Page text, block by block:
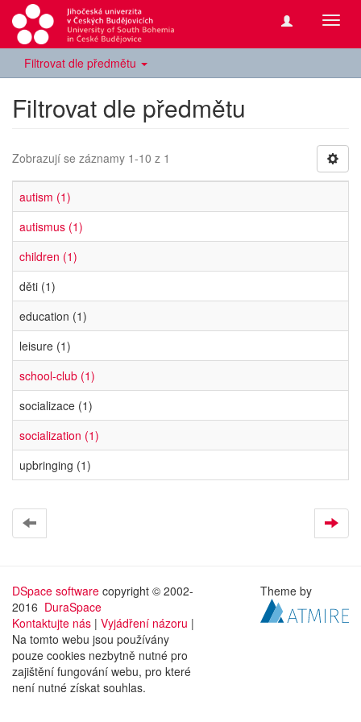
Filtrovat dle předmětu
Filtrovat dle předmětu
Zobrazují se záznamy 1-10 z 1
autism (1)
autismus (1)
children (1)
děti (1)
education (1)
leisure (1)
school-club (1)
socializace (1)
socialization (1)
upbringing (1)
DSpace software copyright © 2002-
2016 DuraSpace
Kontaktujte nás | Vyjádření názoru |
Na tomto webu jsou používány
pouze cookies nezbytně nutné pro
zajištění fungování webu, pro které
není nutné získat souhlas.
Theme by